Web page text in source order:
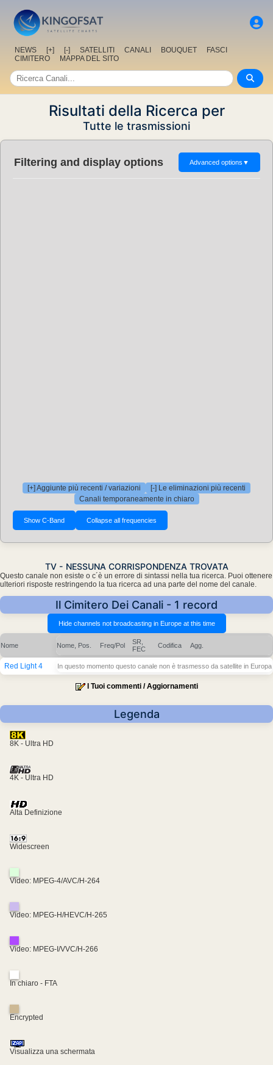
NEWS [+] [-] SATELLITI CANALI BOUQUET
FASCI
CIMITERO
MAPPA DEL SITO
Risultati della Ricerca per
Tutte le trasmissioni
Filtering and display options Advanced options ▼
[+] Aggiunte più recenti / variazioni
[-] Le eliminazioni più recenti
Canali temporaneamente in chiaro
TV - NESSUNA CORRISPONDENZA TROVATA
Questo canale non esiste o c´è un errore di sintassi nella tua ricerca. Puoi ottenere
ulteriori risposte restringendo la tua ricerca ad una parte del nome del canale.
Il Cimitero Dei Canali - 1 record
Nome Nome, Pos. Freq/Pol
SR,
FEC
Codifica Agg.
Red Light 4 In questo momento questo canale non è trasmesso da satellite in Europa
I Tuoi commenti / Aggiornamenti
Legenda
8K - Ultra HD
4K - Ultra HD
Alta Definizione
Widescreen
Video: MPEG-4/AVC/H-264
Video: MPEG-H/HEVC/H-265
Video: MPEG-I/VVC/H-266
In chiaro - FTA
Encrypted
Visualizza una schermata